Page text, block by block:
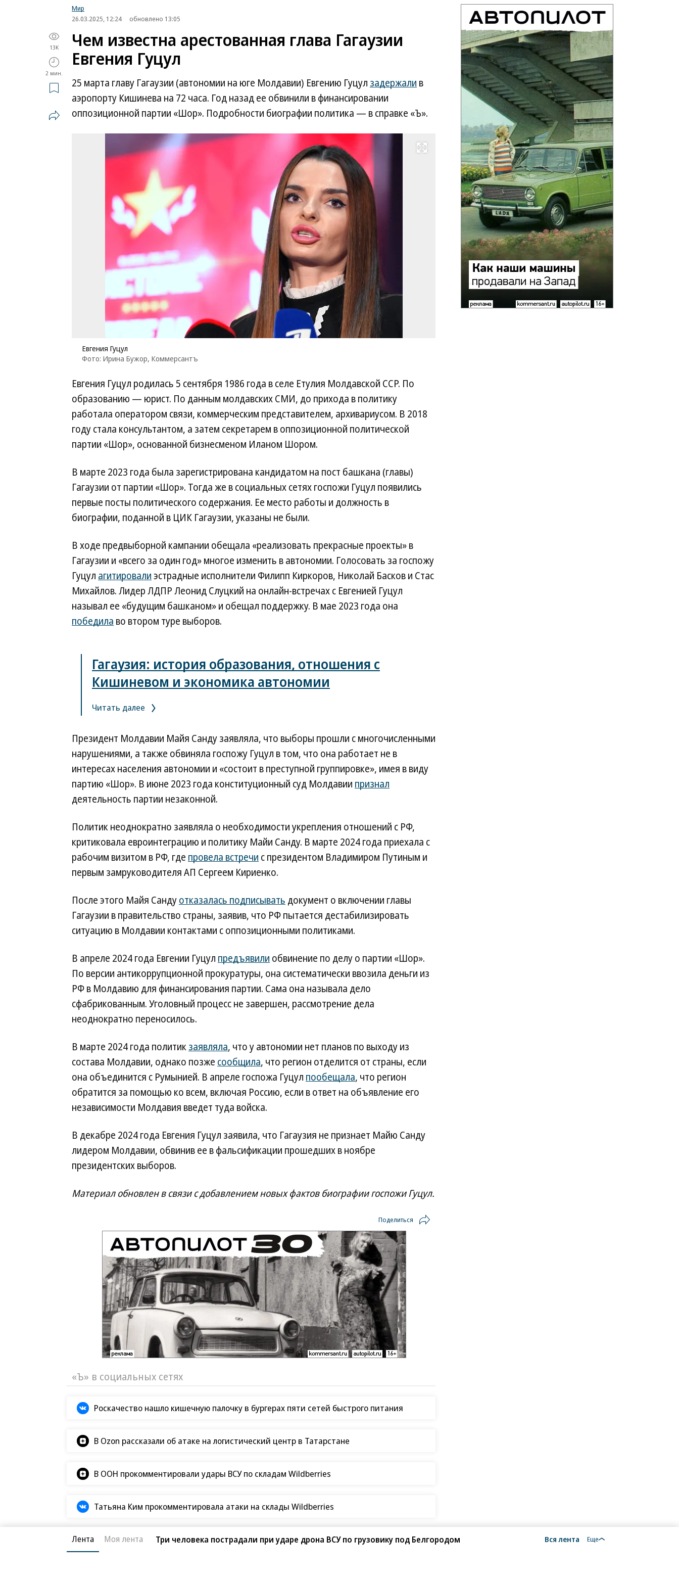
Мир
26.03.2025, 12:24
обновлено 13:05
13K
2 мин.
Чем известна арестованная глава Гагаузии
Евгения Гуцул
25 марта главу Гагаузии (автономии на юге Молдавии) Евгению Гуцул задержали в
аэропорту Кишинева на 72 часа. Год назад ее обвинили в финансировании
оппозиционной партии «Шор». Подробности биографии политика — в справке «Ъ».
Развернуть на весь экран
Евгения Гуцул
Фото: Ирина Бужор, Коммерсантъ
Евгения
Гуцул
Фото:
Ирина
Бужор,
Коммерсантъ
Евгения Гуцул родилась 5 сентября 1986 года в селе Етулия Молдавской ССР. По
образованию — юрист. По данным молдавских СМИ, до прихода в политику
работала оператором связи, коммерческим представителем, архивариусом. В 2018
году стала консультантом, а затем секретарем в оппозиционной политической
партии «Шор», основанной бизнесменом Иланом Шором.
В марте 2023 года была зарегистрирована кандидатом на пост башкана (главы)
Гагаузии от партии «Шор». Тогда же в социальных сетях госпожи Гуцул появились
первые посты политического содержания. Ее место работы и должность в
биографии, поданной в ЦИК Гагаузии, указаны не были.
В ходе предвыборной кампании обещала «реализовать прекрасные проекты» в
Гагаузии и «всего за один год» многое изменить в автономии. Голосовать за госпожу
Гуцул агитировалиэстрадные исполнители Филипп Киркоров, Николай Басков и Стас
Михайлов. Лидер ЛДПР Леонид Слуцкий на онлайн-встречах с Евгенией Гуцул
называл ее «будущим башканом» и обещал поддержку. В мае 2023 года она
победила во втором туре выборов.
Гагаузия: история образования, отношения с
Кишиневом и экономика автономии
Читать далее
Президент Молдавии Майя Санду заявляла, что выборы прошли с многочисленными
нарушениями, а также обвиняла госпожу Гуцул в том, что она работает не в
интересах населения автономии и «состоит в преступной группировке», имея в виду
партию «Шор». В июне 2023 года конституционный суд Молдавии признал
деятельность партии незаконной.
Политик неоднократно заявляла о необходимости укрепления отношений с РФ,
критиковала евроинтеграцию и политику Майи Санду. В марте 2024 года приехала с
рабочим визитом в РФ, где провела встречи с президентом Владимиром Путиным и
первым замруководителя АП Сергеем Кириенко.
После этого Майя Сандуотказалась подписывать документ о включении главы
Гагаузии в правительство страны, заявив, что РФ пытается дестабилизировать
ситуацию в Молдавии контактами с оппозиционными политиками.
В апреле 2024 года Евгении Гуцул предъявили обвинение по делу о партии «Шор».
По версии антикоррупционной прокуратуры, она систематически ввозила деньги из
РФ в Молдавию для финансирования партии. Сама она называла дело
сфабрикованным. Уголовный процесс не завершен, рассмотрение дела
неоднократно переносилось.
В марте 2024 года политикзаявляла, что у автономии нет планов по выходу из
состава Молдавии, однако позже сообщила, что регион отделится от страны, если
она объединится с Румынией. В апреле госпожа Гуцул пообещала, что регион
обратится за помощью ко всем, включая Россию, если в ответ на объявление его
независимости Молдавия введет туда войска.
В декабре 2024 года Евгения Гуцул заявила, что Гагаузия не признает Майю Санду
лидером Молдавии, обвинив ее в фальсификации прошедших в ноябре
президентских выборов.
Материал обновлен в связи с добавлением новых фактов биографии госпожи Гуцул.
Поделиться
«Ъ» в социальных сетях
Роскачество нашло кишечную палочку в бургерах пяти сетей быстрого питания
В Ozon рассказали об атаке на логистический центр в Татарстане
В ООН прокомментировали удары ВСУ по складам Wildberries
Татьяна Ким прокомментировала атаки на склады Wildberries
Лента Моя лента Три человека пострадали при ударе дрона ВСУ по грузовику под Белгородом Вся лента Еще